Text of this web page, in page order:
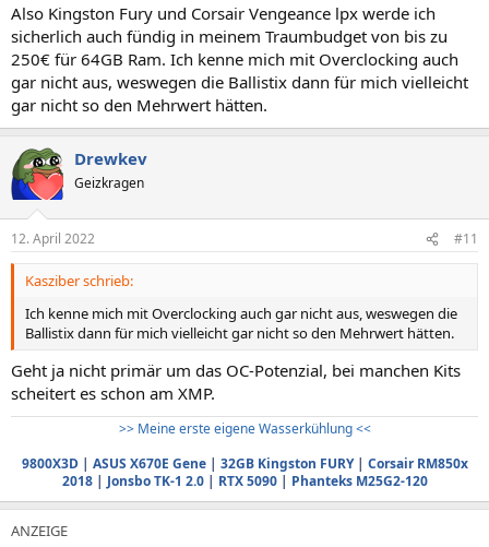
Also Kingston Fury und Corsair Vengeance lpx werde ich
sicherlich auch fündig in meinem Traumbudget von bis zu
250€ für 64GB Ram. Ich kenne mich mit Overclocking auch
gar nicht aus, weswegen die Ballistix dann für mich vielleicht
gar nicht so den Mehrwert hätten.
Drewkev
Geizkragen
12. April 2022 #11
Kasziber schrieb:
Ich kenne mich mit Overclocking auch gar nicht aus, weswegen die
Ballistix dann für mich vielleicht gar nicht so den Mehrwert hätten.
Geht ja nicht primär um das OC-Potenzial, bei manchen Kits
scheitert es schon am XMP.
>> Meine erste eigene Wasserkühlung <<
9800X3D| ASUS X670E Gene| 32GB Kingston FURY| Corsair RM850x
2018| Jonsbo TK-1 2.0| RTX 5090| Phanteks M25G2-120